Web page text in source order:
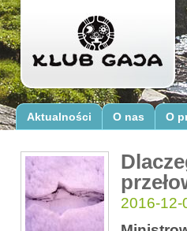
Aktualności O nas O
2016-12-